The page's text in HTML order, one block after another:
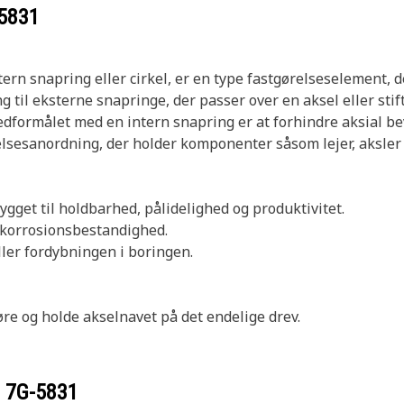
snapring eller cirkel, er en type fastgørelseselement,
til eksterne snapringe, der passer over en aksel eller
med en intern snapring er at forhindre aksial
der holder komponenter såsom lejer,
til holdbarhed, pålidelighed og produktivitet.
fordybningen i boringen.
og holde akselnavet på det endelige drev.
7G-5831